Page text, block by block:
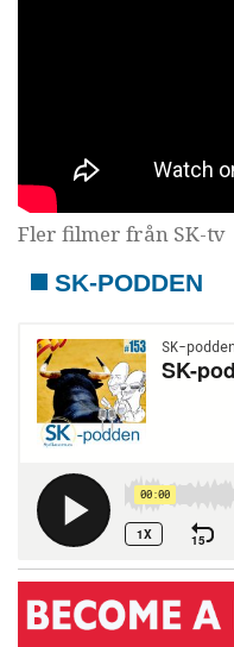
Fler filmer från SK-tv
SK-PODDEN